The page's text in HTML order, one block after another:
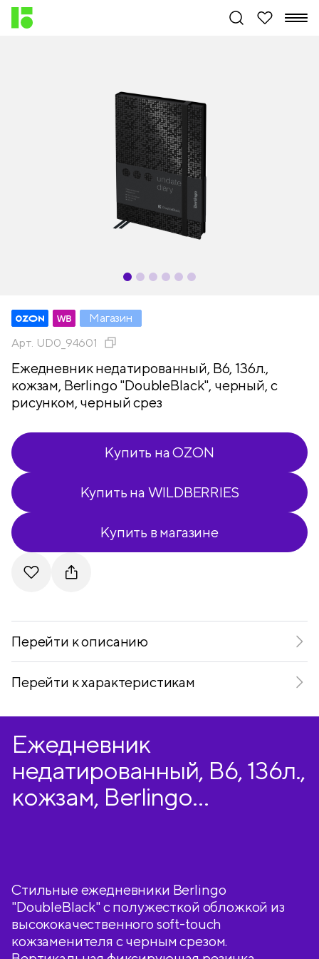
Магазин
Арт. UD0_94601
Ежедневник недатированный, В6, 136л.,
кожзам, Berlingo "DoubleBlack", черный, с
рисунком, черный срез
Купить на OZON
Купить на WILDBERRIES
Купить в магазине
Перейти к описанию
Перейти к характеристикам
Ежедневник
недатированный, В6, 136л.,
кожзам, Berlingo
Стильные ежедневники Berlingo
"DoubleBlack" с полужесткой обложкой из
высококачественного soft-touch
кожзаменителя с черным срезом.